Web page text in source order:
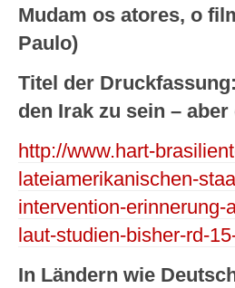
Mudam os atores, o
Paulo)
Titel der
den Irak zu sein –
http://www.hart-
lateiamerikanischen-
intervention-
laut-studien-bisher-rd-
In Ländern wie